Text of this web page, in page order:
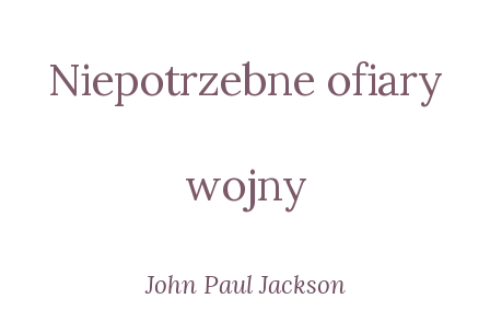
Niepotrzebne ofiary
wojny
John Paul Jackson